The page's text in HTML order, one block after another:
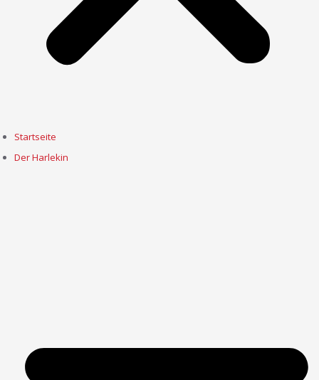
Startseite
Der Harlekin